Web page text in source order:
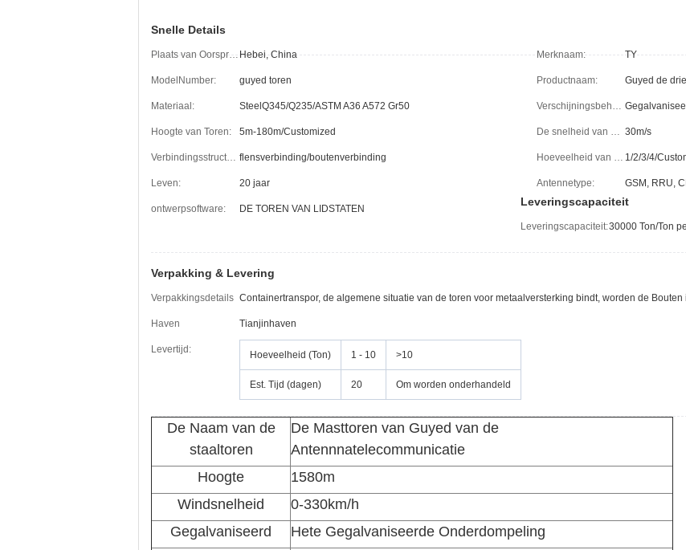
Snelle Details
Plaats van Oorsprong:Hebei, China Merknaam: TY
ModelNumber: guyed toren Productnaam:
Materiaal: SteelQ345/Q235/ASTM A36 A572 Gr50 Verschijningsbehandeling:
Hoogte van Toren: 5m-180m/Customized De snelheid van de ontwerpwind: 30m/s
Verbindingsstructuur: flensverbinding/boutenverbinding Hoeveelheid van Platform: 1/2/3/4/
Leven: 20 jaar Antennetype: GSM, RRU,
ontwerpsoftware: DE TOREN VAN LIDSTATEN
Leveringscapaciteit
Leveringscapaciteit:30000 Ton/Ton
Verpakking & Levering
Verpakkingsdetails Containertranspor, de algemene situatie van de toren voor metaalversterking bindt, worden de
Haven Tianjinhaven
Levertijd: Hoeveelheid (Ton) 1 - 10 >10
Est. Tijd (dagen) 20 Om worden onderhandeld
De Naam van de
staaltoren
De Masttoren van Guyed van de
Antennnatelecommunicatie
Hoogte
1580m
Windsnelheid
0-330km/h
Gegalvaniseerd
Hete Gegalvaniseerde Onderdompeling